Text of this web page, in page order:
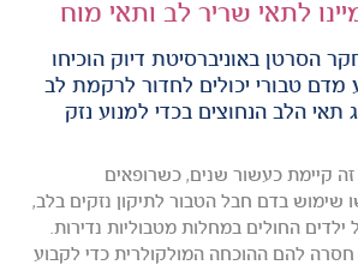
לתאי שריר לב ותאי מוח
הסרטן באוניברסיטת דיוק הוכיחו
מדם טבורי יכולים לחדור לרקמת לב
תאי הלב הנחוצים בכדי למנוע נזק
זה קיימת כעשור שנים, כשרופאים
שימוש בדם חבל הטבור לתיקון נזקים בלב,
ילדים החולים במחלות מטבוליות נדירות.
חסרה להם ההוכחה המולקולרית כדי לקבוע